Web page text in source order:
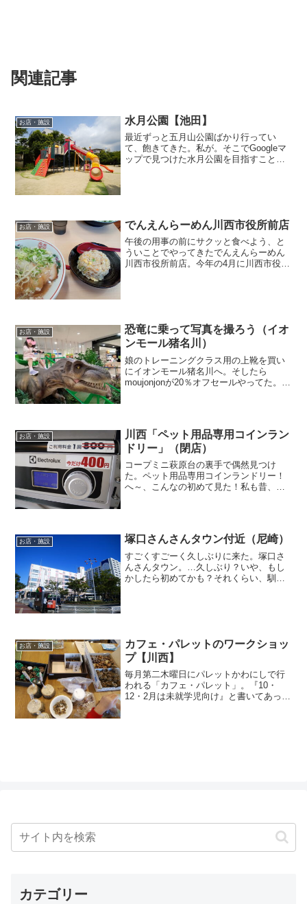
関連記事
お店・施設 水月公園【池田】
最近ずっと五月山公園ばかり行ってい
て、飽きてきた。私が。そこでGoogleマ
ップで見つけた水月公園を目指すことに
お店・施設 でんえんらーめん川西市役所前店
午後の用事の前にサクッと食べよう、と
ういことでやってきたでんえんらーめん
川西市役所前店。今年の4月に川西市役所
お店・施設
恐竜に乗って写真を撮ろう（イオ
ンモール猪名川）
娘のトレーニングクラス用の上靴を買い
にイオンモール猪名川へ。そしたら
moujonjonが20％オフセールやってた。
お店・施設
川西「ペット用品専用コインラン
ドリー」（閉店）
コープミニ萩原台の裏手で偶然見つけ
た。ペット用品専用コインランドリー！
へ～、こんなの初めて見た！私も昔、猫2
ランドリーには「ペット用...
お店・施設 塚口さんさんタウン付近（尼崎）
すごくすごーく久しぶりに来た。塚口さ
んさんタウン。…久しぶり？いや、もし
かしたら初めてかも？それくらい、馴染
お店・施設
カフェ・パレットのワークショッ
プ【川西】
毎月第二木曜日にパレットかわにしで行
われる「カフェ・パレット」。『10・
12・2月は未就学児向け』と書いてあった
カテゴリー